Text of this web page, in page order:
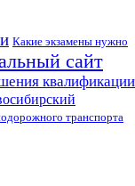
Какие экзамены нужно
сайт
квалификации
транспорта